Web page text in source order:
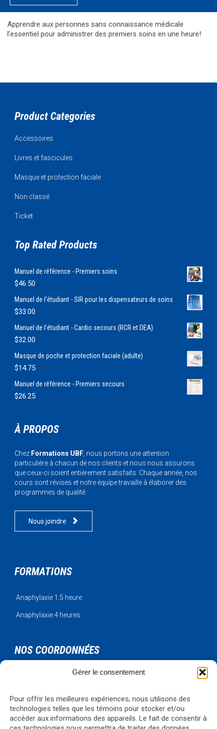
Gérer le consentement
Pour offrir les meilleures expériences, nous utilisons des
technologies telles que les témoins pour stocker et/ou
accéder aux informations des appareils. Le fait de consentir à
Apprendre aux personnes sans connaissance médicale
l’essentiel pour administrer des premiers soins en une heure!
Product Categories
Accessoires
Livres et fascicules
Masque et protection faciale
Non classé
Ticket
Top Rated Products
Manuel de référence - Premiers soins
$46.50
Manuel de l'étudiant - SIR pour les dispensateurs de soins
$33.00
Manuel de l'étudiant - Cardio secours (RCR et DEA)
$32.00
Masque de poche et protection faciale (adulte)
$14.75
Manuel de référence - Premiers secours
$26.25
À PROPOS
Chez Formations UBF, nous portons une attention
particulière à chacun de nos clients et nous nous assurons
que ceux-ci soient entièrement satisfaits. Chaque année, nos
cours sont révisés et notre équipe travaille à élaborer des
programmes de qualité.
Nous joindre 
FORMATIONS
Anaphylaxie 1.5 heure
Anaphylaxie 4 heures
NOS COORDONNÉES
Urgence Bois-Francs Inc.
Téléphone: 819-330-4344
Courriel:formations@ubf.coop